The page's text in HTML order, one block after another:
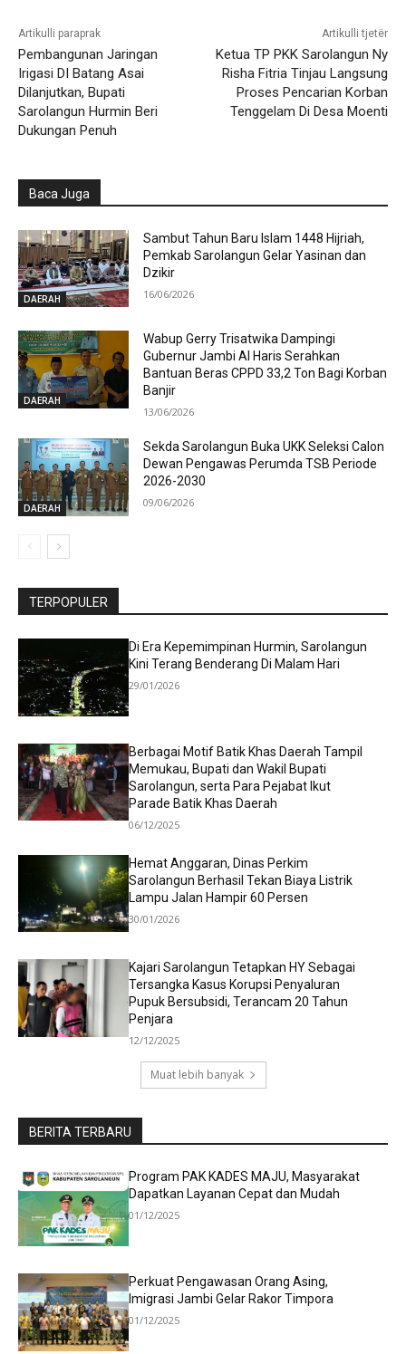
Artikulli paraprak
Pembangunan Jaringan
Irigasi DI Batang Asai
Dilanjutkan, Bupati
Sarolangun Hurmin Beri
Dukungan Penuh
Artikulli tjetër
Ketua TP PKK Sarolangun Ny
Risha Fitria Tinjau Langsung
Proses Pencarian Korban
Tenggelam Di Desa Moenti
Baca Juga
DAERAH
Sambut Tahun Baru Islam 1448 Hijriah,
Pemkab Sarolangun Gelar Yasinan dan
Dzikir
16/06/2026
DAERAH
Wabup Gerry Trisatwika Dampingi
Gubernur Jambi Al Haris Serahkan
Bantuan Beras CPPD 33,2 Ton Bagi Korban
Banjir
13/06/2026
DAERAH
Sekda Sarolangun Buka UKK Seleksi Calon
Dewan Pengawas Perumda TSB Periode
2026-2030
09/06/2026
TERPOPULER
Di Era Kepemimpinan Hurmin, Sarolangun
Kini Terang Benderang Di Malam Hari
29/01/2026
Berbagai Motif Batik Khas Daerah Tampil
Memukau, Bupati dan Wakil Bupati
Sarolangun, serta Para Pejabat Ikut
Parade Batik Khas Daerah
06/12/2025
Hemat Anggaran, Dinas Perkim
Sarolangun Berhasil Tekan Biaya Listrik
Lampu Jalan Hampir 60 Persen
30/01/2026
Kajari Sarolangun Tetapkan HY Sebagai
Tersangka Kasus Korupsi Penyaluran
Pupuk Bersubsidi, Terancam 20 Tahun
Penjara
12/12/2025
Muat lebih banyak
BERITA TERBARU
Program PAK KADES MAJU, Masyarakat
Dapatkan Layanan Cepat dan Mudah
01/12/2025
Perkuat Pengawasan Orang Asing,
Imigrasi Jambi Gelar Rakor Timpora
01/12/2025